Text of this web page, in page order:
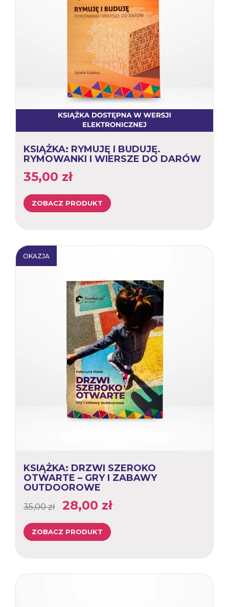
KSIĄŻKA: RYMUJĘ I BUDUJĘ.
RYMOWANKI I WIERSZE DO DARÓW
35,00 zł
ZOBACZ PRODUKT
OKAZJA
KSIĄŻKA: DRZWI SZEROKO
OTWARTE – GRY I ZABAWY
OUTDOOROWE
35,00zł
Pierwotna
cena
wynosiła:
28,00 złAktualna
ZOBACZ PRODUKT